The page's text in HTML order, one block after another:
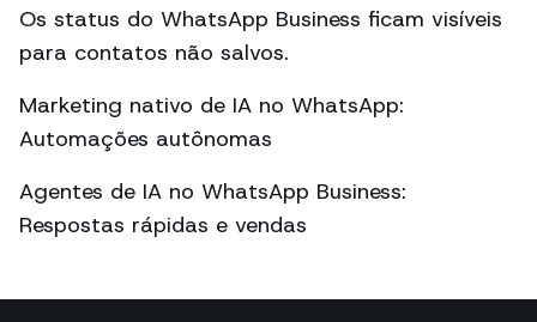
Os status do WhatsApp Business ficam visíveis
para contatos não salvos.
Marketing nativo de IA no WhatsApp:
Automações autônomas
Agentes de IA no WhatsApp Business:
Respostas rápidas e vendas